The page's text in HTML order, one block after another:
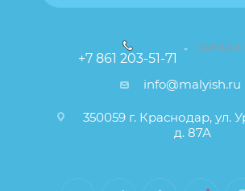
+7 861 203-51-71
info@malyish.ru
350059 г. Краснодар, ул.
д. 87А